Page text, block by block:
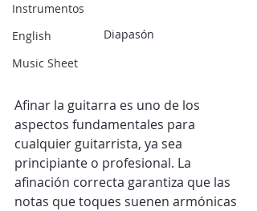
Instrumentos
English
Music Sheet
Diapasón
Afinar la guitarra es uno de los
aspectos fundamentales para
cualquier guitarrista, ya sea
principiante o profesional. La
afinación correcta garantiza que las
notas que toques suenen armónicas